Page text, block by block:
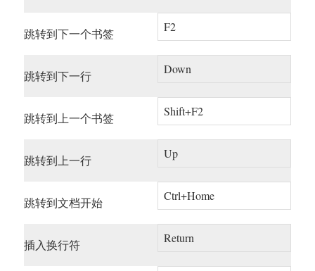
跳转到下一个书签 F2
跳转到下一行 Down
跳转到上一个书签 Shift+F2
跳转到上一行 Up
跳转到文档开始 Ctrl+Home
插入换行符 Return